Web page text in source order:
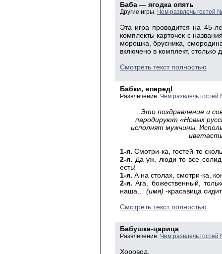
Баба — ягодка опять
Другие игры. Чем развлечь гостей
Эта игра проводится на 45-
комплекты карточек с
морошка, брусника,
включено в комплект, столько
Смотреть текст полностью
Бабки, вперед!
Развлечение. Чем развлечь
Это поздравление и
пародируют «Новых
исполнят мужчины.
1-я. Смотри-ка, гостей-то
2-я. Да уж, люди-то все
есть!
1-я. А на столах, смотри-ка,
2-я. Ага, божественный,
наша… (имя) -красавица
Смотреть текст полностью
Бабушка-царица
Развлечение. Чем развлечь
Хоровод.